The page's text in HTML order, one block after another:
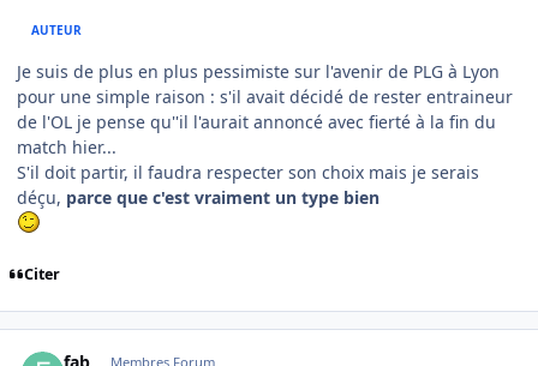
AUTEUR
Je suis de plus en plus pessimiste sur l'avenir de PLG à Lyon
pour une simple raison : s'il avait décidé de rester entraineur
de l'OL je pense qu''il l'aurait annoncé avec fierté à la fin du
match hier...
S'il doit partir, il faudra respecter son choix mais je serais
déçu, parce que c'est vraiment un type bien
Citer
Membres Forum